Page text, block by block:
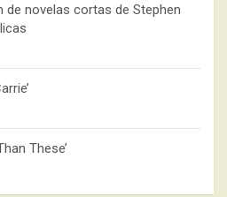
de novelas cortas de Stephen
These’